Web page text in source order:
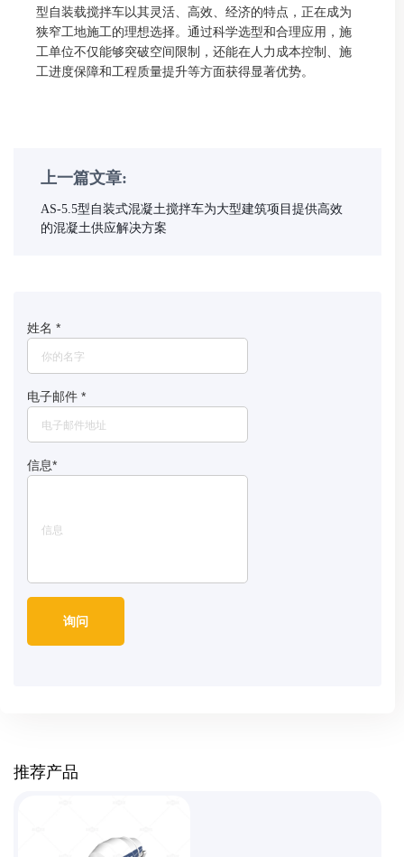
型自装载搅拌车以其灵活、高效、经济的特点，正在成为
狭窄工地施工的理想选择。通过科学选型和合理应用，施
工单位不仅能够突破空间限制，还能在人力成本控制、施
工进度保障和工程质量提升等方面获得显著优势。
上一篇文章:
AS-5.5型自装式混凝土搅拌车为大型建筑项目提供高效
的混凝土供应解决方案
姓名 *
电子邮件 *
信息*
推荐产品